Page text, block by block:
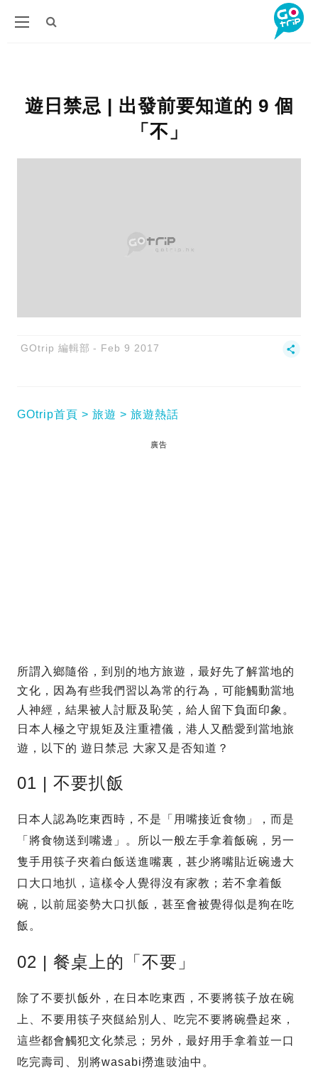
遊日禁忌 | 出發前要知道的 9 個
「不」
GOtrip 編輯部 Feb 9 2017
GOtrip首頁 旅遊 旅遊熱話
廣告
所謂入鄉隨俗，到別的地方旅遊，最好先了解當地的
文化，因為有些我們習以為常的行為，可能觸動當地
人神經，結果被人討厭及恥笑，給人留下負面印象。
日本人極之守規矩及注重禮儀，港人又酷愛到當地旅
遊，以下的 遊日禁忌 大家又是否知道？
01 | 不要扒飯
日本人認為吃東西時，不是「用嘴接近食物」，而是
「將食物送到嘴邊」。所以一般左手拿着飯碗，另一
隻手用筷子夾着白飯送進嘴裏，甚少將嘴貼近碗邊大
口大口地扒，這樣令人覺得沒有家教；若不拿着飯
碗，以前屈姿勢大口扒飯，甚至會被覺得似是狗在吃
飯。
02 | 餐桌上的「不要」
除了不要扒飯外，在日本吃東西，不要將筷子放在碗
上、不要用筷子夾餸給別人、吃完不要將碗疊起來，
這些都會觸犯文化禁忌；另外，最好用手拿着並一口
吃完壽司、別將wasabi撈進豉油中。